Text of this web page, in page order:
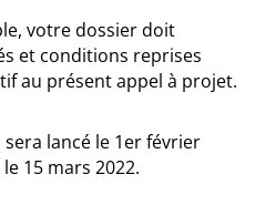
votre dossier doit
et conditions reprises
au présent appel à projet.
sera lancé le 1er février
15 mars 2022.